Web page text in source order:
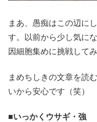
まあ、愚痴はこの辺に
す。以前から少し気に
因細胞集めに挑戦してみ
まめちしきの文章を読
いから安心です（笑）
■いっかくウサギ・強